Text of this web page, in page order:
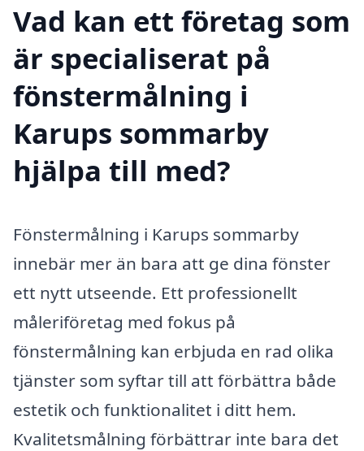
Vad kan ett företag som
är specialiserat på
fönstermålning i
Karups sommarby
hjälpa till med?
Fönstermålning i Karups sommarby
innebär mer än bara att ge dina fönster
ett nytt utseende. Ett professionellt
måleriföretag med fokus på
fönstermålning kan erbjuda en rad olika
tjänster som syftar till att förbättra både
estetik och funktionalitet i ditt hem.
Kvalitetsmålning förbättrar inte bara det